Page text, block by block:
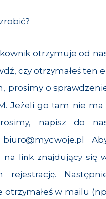
otrzymuje od
czy otrzymałeś ten
prosimy o
Jeżeli go tam nie ma
napisz do
biuro@mydwoje.pl
na link znajdujący się
otrzymałeś w mailu